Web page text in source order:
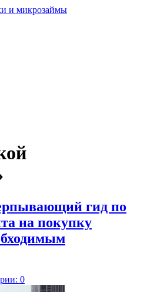
и микрозаймы
гид по
на покупку
0